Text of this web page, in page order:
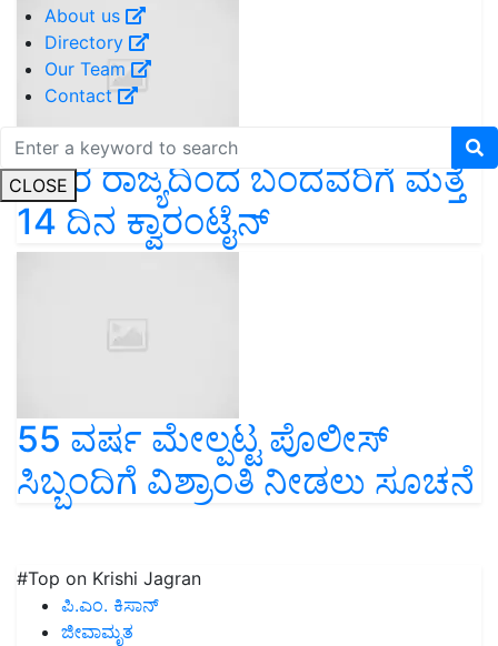
About us
Directory
Our Team
Contact
CLOSE
ಹೊರ ರಾಜ್ಯದಿಂದ ಬಂದವರಿಗೆ ಮತ್ತೆ
14 ದಿನ ಕ್ವಾರಂಟೈನ್
55 ವರ್ಷ ಮೇಲ್ಪಟ್ಟ ಪೊಲೀಸ್
ಸಿಬ್ಬಂದಿಗೆ ವಿಶ್ರಾಂತಿ ನೀಡಲು ಸೂಚನೆ
#Top on Krishi Jagran
ಪಿ.ಎಂ. ಕಿಸಾನ್
ಜೀವಾಮೃತ